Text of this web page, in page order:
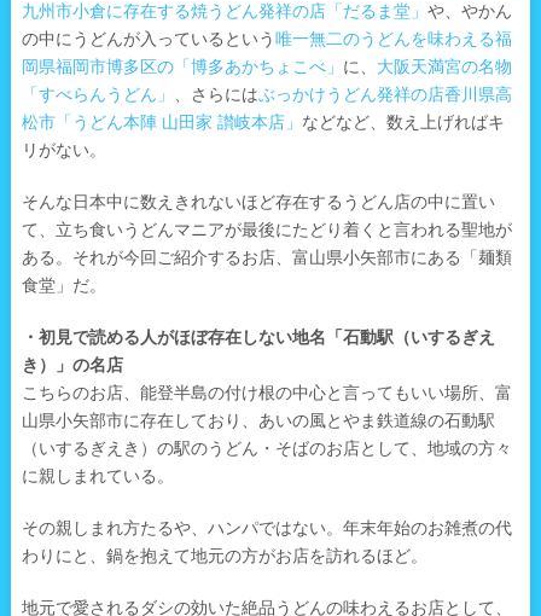
九州市小倉に存在する焼うどん発祥の店「だるま堂」 や、やかん
の中にうどんが入っているという唯一無二のうどんを味わえる福
岡県福岡市博多区の「博多あかちょこべ」 に、 大阪天満宮の名物
「すべらんうどん」
、さらにはぶっかけうどん発祥の店香川県高
松市「うどん本陣 山田家 讃岐本店」 などなど、数え上げればキ
リがない。
そんな日本中に数えきれないほど存在するうどん店の中に置い
て、立ち食いうどんマニアが最後にたどり着くと言われる聖地が
ある。それが今回ご紹介するお店、富山県小矢部市にある「麺類
食堂」だ。
・初見で読める人がほぼ存在しない地名「石動駅（いするぎえ
き）」の名店
こちらのお店、能登半島の付け根の中心と言ってもいい場所、富
山県小矢部市に存在しており、あいの風とやま鉄道線の石動駅
（いするぎえき）の駅のうどん・そばのお店として、地域の方々
に親しまれている。
その親しまれ方たるや、ハンパではない。年末年始のお雑煮の代
わりにと、鍋を抱えて地元の方がお店を訪れるほど。
地元で愛されるダシの効いた絶品うどんの味わえるお店として、